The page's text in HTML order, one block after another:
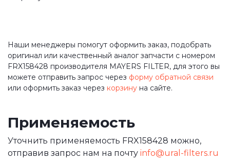
Наши менеджеры помогут оформить заказ, подобрать
оригинал или качественный аналог запчасти с номером
FRX158428 производителя MAYERS FILTER, для этого вы
можете отправить запрос через форму обратной связи
или оформить заказ через корзину на сайте.
Применяемость
Уточнить применяемость FRX158428 можно,
отправив запрос нам на почту info@ural-filters.ru